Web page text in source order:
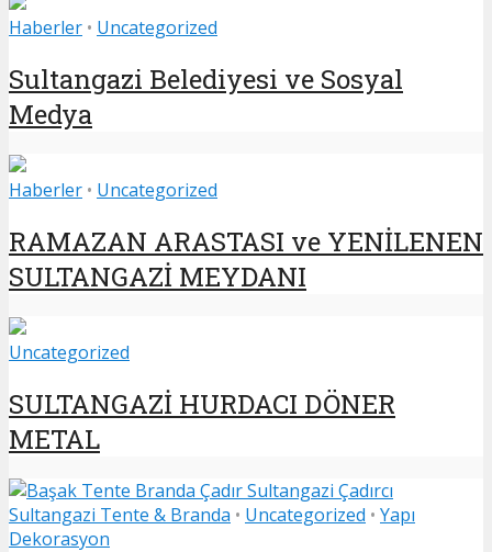
Haberler • Uncategorized
Sultangazi Belediyesi ve Sosyal
Medya
Haberler • Uncategorized
RAMAZAN ARASTASI ve YENİLENEN
SULTANGAZİ MEYDANI
Uncategorized
SULTANGAZİ HURDACI DÖNER
METAL
Sultangazi Tente & Branda • Uncategorized • Yapı
Dekorasyon